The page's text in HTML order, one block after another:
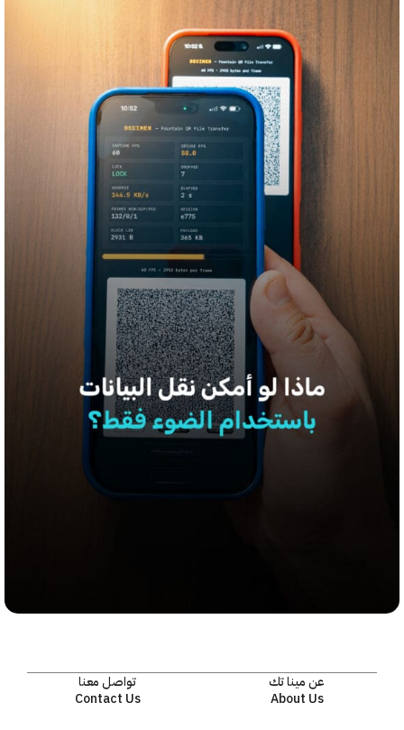
عن مينا تك
About Us
تواصل معنا
Contact Us